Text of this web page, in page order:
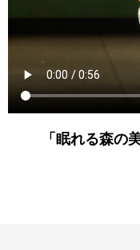
「眠れる森の